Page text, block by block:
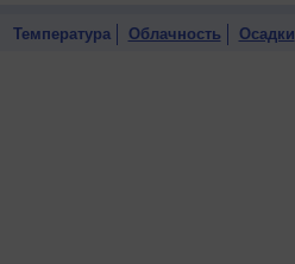
Температура Облачность Осадки